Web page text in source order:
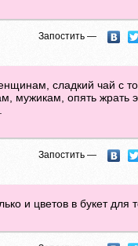
Запостить —
сладкий чай с
мужикам, опять жрать
Запостить —
и цветов в букет для